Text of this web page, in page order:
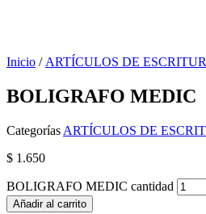
Inicio / ARTÍCULOS DE
BOLIGRAFO MEDIC
Categorías ARTÍCULOS DE
$ 1.650
BOLIGRAFO MEDIC cantidad
Añadir al carrito